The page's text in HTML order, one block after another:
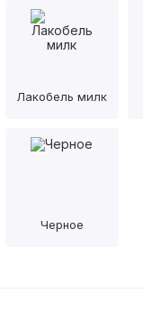
Лакобель милк
Черное